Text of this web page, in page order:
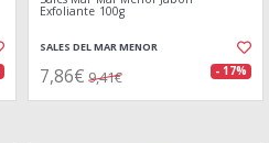
Exfoliante 100g
SALES DEL MAR MENOR
7,86€ 9,41€ - 17%